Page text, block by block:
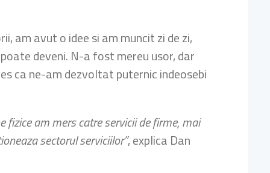
am avut o idee si am muncit zi de zi,
deveni. N-a fost mereu usor, dar
ca ne-am dezvoltat puternic indeosebi
fizice am mers catre servicii de firme, mai
sectorul serviciilor”, explica Dan